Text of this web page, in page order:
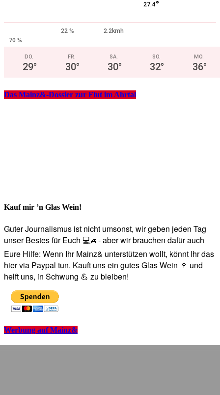
27.4°
22 %
2.2kmh
70 %
DO.
29°
FR.
30°
SA.
30°
SO.
32°
MO.
36°
Das Mainz&-Dossier zur Flut im Ahrtal
Kauf mir ’n Glas Wein!
Guter Journalismus ist nicht umsonst, wir geben jeden Tag
unser Bestes für Euch 💻🚙- aber wir brauchen dafür auch
Eure Hilfe: Wenn Ihr Mainz& unterstützen wollt, könnt Ihr das
hier via Paypal tun. Kauft uns ein gutes Glas Wein 🍷 und
helft uns, in Schwung 💪 zu bleiben!
Werbung auf Mainz&